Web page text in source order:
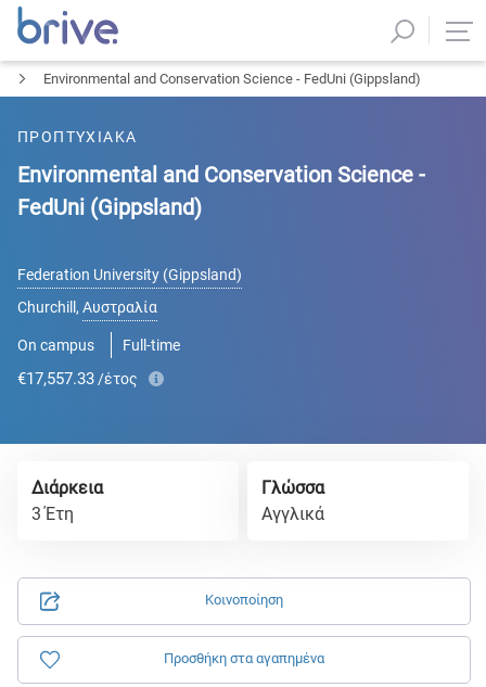
Environmental and Conservation Science - FedUni (Gippsland)
ΠΡΟΠΤΥΧΙΑΚΑ
Environmental and Conservation Science -
FedUni (Gippsland)
Federation University (Gippsland)
Churchill , Αυστραλία
On campus Full-time
€17,557.33 /έτος
Κοινοποίηση
Προσθήκη στα αγαπημένα
Διάρκεια
3 Έτη
Γλώσσα
Αγγλικά